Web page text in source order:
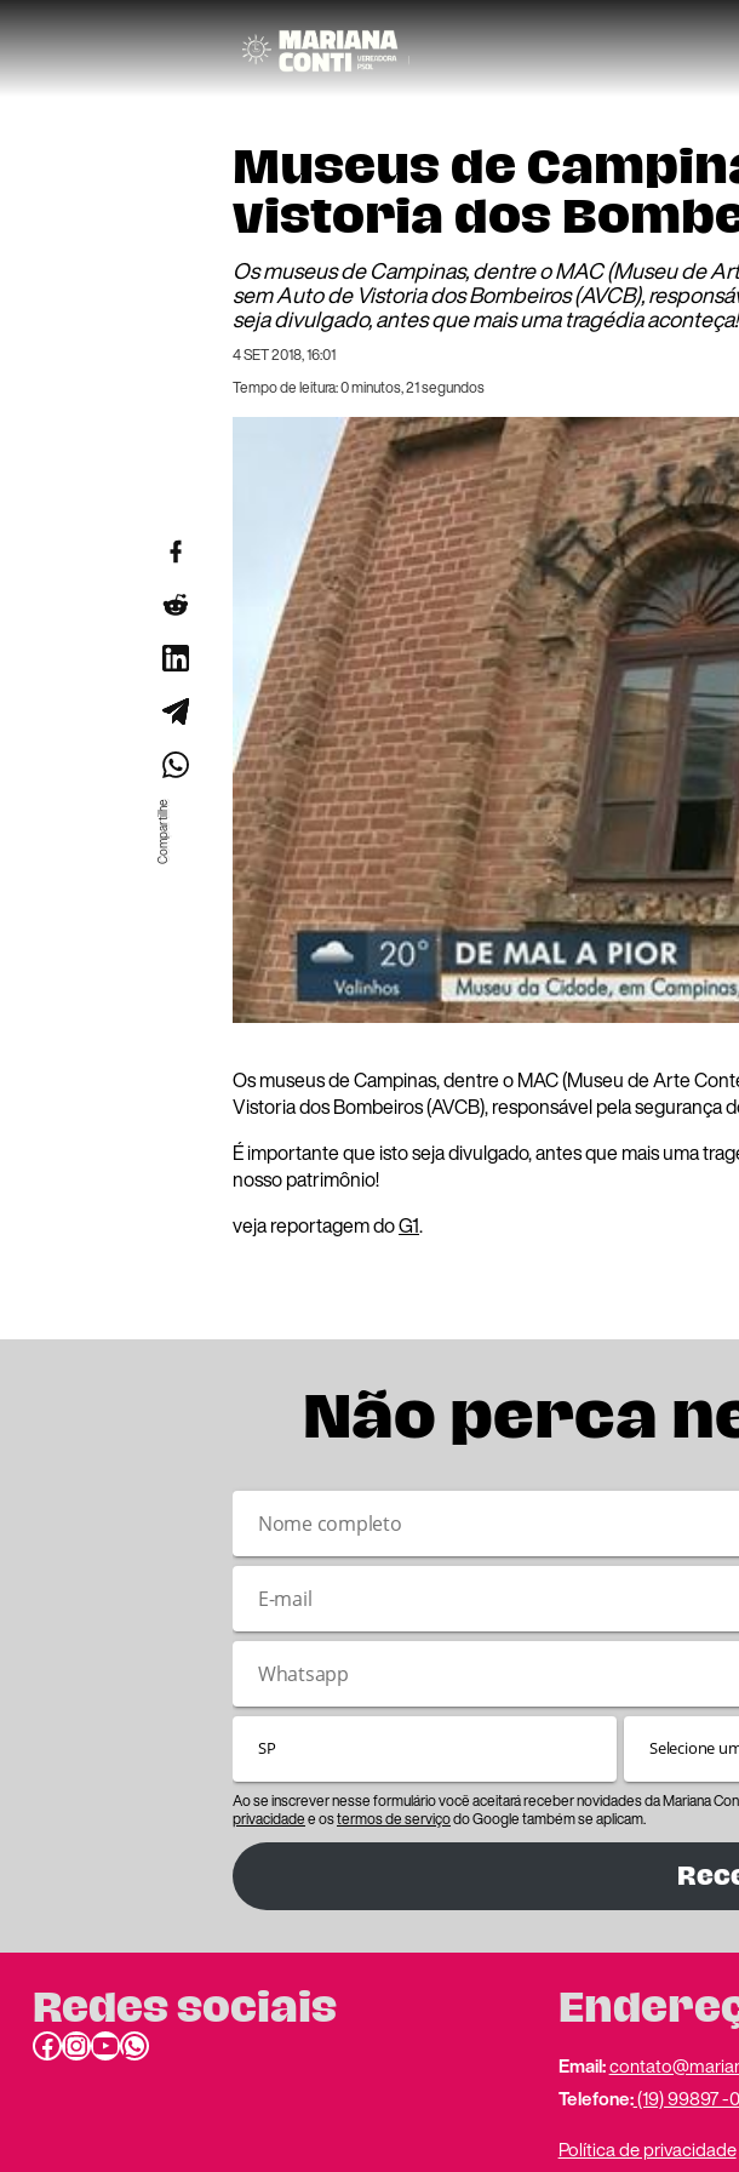
Museus de
vistoria dos
Os museus de Campinas, dentre o MAC (Museu de
sem Auto de Vistoria dos Bombeiros (AVCB),
seja divulgado, antes que mais uma tragédia
4 SET 2018, 16:01
Tempo de leitura: 0 minutos, 21 segundos
Os museus de Campinas, dentre o MAC (Museu de Arte
Vistoria dos Bombeiros (AVCB), responsável pela segurança
É importante que isto seja divulgado, antes que mais uma
nosso patrimônio!
veja reportagem doG1.
Não perca
Ao se inscrever nesse formulário você aceitará receber novidades da Mariana
privacidadee ostermos de serviçodo Google também se aplicam.
Redes sociais
Facebook InstagramYoutube link do whatsapp Email:
Telefone:(19) 99897 -
Política de privacidade